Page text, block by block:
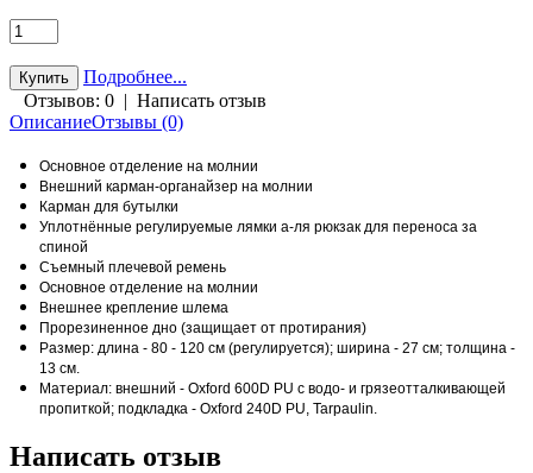
Подробнее...
Отзывов: 0 | Написать отзыв
ОписаниеОтзывы (0)
Основное отделение на молнии
Внешний карман-органайзер на молнии
Карман для бутылки
Уплотнённые регулируемые лямки а-ля рюкзак для переноса за
спиной
Съемный плечевой ремень
Основное отделение на молнии
Внешнее крепление шлема
Прорезиненное дно (защищает от протирания)
Размер: длина - 80 - 120 см (регулируется); ширина - 27 см; толщина -
13 см.
Материал: внешний - Oxford 600D PU с водо- и грязеотталкивающей
пропиткой; подкладка - Oxford 240D PU, Tarpaulin.
Написать отзыв